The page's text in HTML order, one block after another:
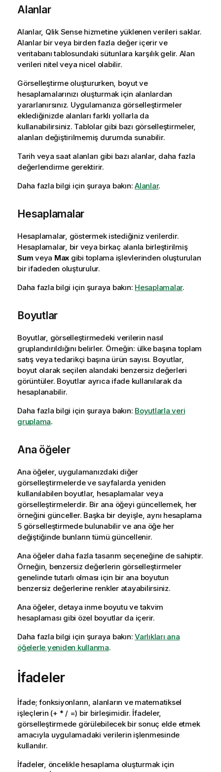
Alanlar
Alanlar, Qlik Sensehizmetine yüklenen verileri saklar.
Alanlar bir veya birden fazla değer içerir ve
veritabanı tablosundaki sütunlara karşılık gelir. Alan
verileri nitel veya nicel olabilir.
Görselleştirme oluştururken, boyut ve
hesaplamalarınızı oluşturmak için alanlardan
yararlanırsınız. Uygulamanıza görselleştirmeler
eklediğinizde alanları farklı yollarla da
kullanabilirsiniz. Tablolar gibi bazı görselleştirmeler,
alanları değiştirilmemiş durumda sunabilir.
Tarih veya saat alanları gibi bazı alanlar, daha fazla
değerlendirme gerektirir.
Daha fazla bilgi için şuraya bakın: Alanlar.
Hesaplamalar
Hesaplamalar, göstermek istediğiniz verilerdir.
Hesaplamalar, bir veya birkaç alanla birleştirilmiş
Sum veya Max gibi toplama işlevlerinden oluşturulan
bir ifadeden oluşturulur.
Daha fazla bilgi için şuraya bakın: Hesaplamalar.
Boyutlar
Boyutlar, görselleştirmedeki verilerin nasıl
gruplandırıldığını belirler. Örneğin: ülke başına toplam
satış veya tedarikçi başına ürün sayısı. Boyutlar,
boyut olarak seçilen alandaki benzersiz değerleri
görüntüler. Boyutlar ayrıca ifade kullanılarak da
hesaplanabilir.
Daha fazla bilgi için şuraya bakın: Boyutlarla veri
gruplama.
Ana öğeler
Ana öğeler, uygulamanızdaki diğer
görselleştirmelerde ve sayfalarda yeniden
kullanılabilen boyutlar, hesaplamalar veya
görselleştirmelerdir. Bir ana öğeyi güncellemek, her
örneğini günceller. Başka bir deyişle, aynı hesaplama
5 görselleştirmede bulunabilir ve ana öğe her
değiştiğinde bunların tümü güncellenir.
Ana öğeler daha fazla tasarım seçeneğine de sahiptir.
Örneğin, benzersiz değerlerin görselleştirmeler
genelinde tutarlı olması için bir ana boyutun
benzersiz değerlerine renkler atayabilirsiniz.
Ana öğeler, detaya inme boyutu ve takvim
hesaplaması gibi özel boyutlar da içerir.
Daha fazla bilgi için şuraya bakın: Varlıkları ana
öğelerle yeniden kullanma.
İfadeler
İfade; fonksiyonların, alanların ve matematiksel
işleçlerin (+ * / =) bir birleşimidir. İfadeler,
görselleştirmede görülebilecek bir sonuç elde etmek
amacıyla uygulamadaki verilerin işlenmesinde
kullanılır.
İfadeler, öncelikle hesaplama oluşturmak için